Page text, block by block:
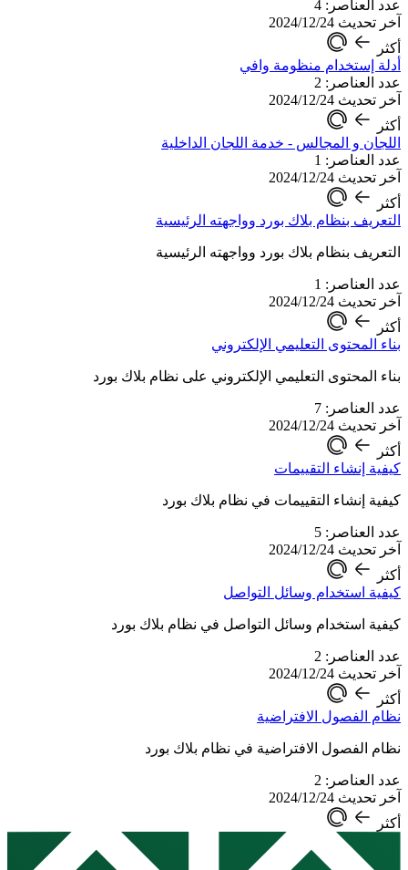
عدد العناصر: 4
آخر تحديث 2024/12/24
أكثر
أدلة إستخدام منظومة وافي
عدد العناصر: 2
آخر تحديث 2024/12/24
أكثر
اللجان و المجالس - خدمة اللجان الداخلية
عدد العناصر: 1
آخر تحديث 2024/12/24
أكثر
التعريف بنظام بلاك بورد وواجهته الرئيسية
التعريف بنظام بلاك بورد وواجهته الرئيسية
عدد العناصر: 1
آخر تحديث 2024/12/24
أكثر
بناء المحتوى التعليمي الإلكتروني
بناء المحتوى التعليمي الإلكتروني على نظام بلاك بورد
عدد العناصر: 7
آخر تحديث 2024/12/24
أكثر
كيفية إنشاء التقييمات
كيفية إنشاء التقييمات في نظام بلاك بورد
عدد العناصر: 5
آخر تحديث 2024/12/24
أكثر
كيفية استخدام وسائل التواصل
كيفية استخدام وسائل التواصل في نظام بلاك بورد
عدد العناصر: 2
آخر تحديث 2024/12/24
أكثر
نظام الفصول الافتراضية
نظام الفصول الافتراضية في نظام بلاك بورد
عدد العناصر: 2
آخر تحديث 2024/12/24
أكثر